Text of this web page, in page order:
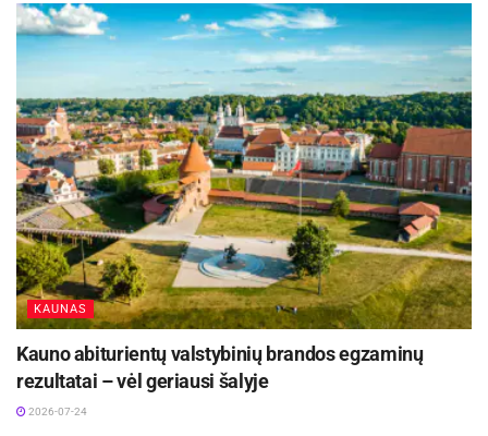
KAUNAS
Kauno abiturientų valstybinių brandos egzaminų
rezultatai – vėl geriausi šalyje
2026-07-24